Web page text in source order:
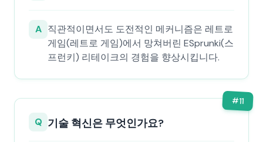
A 직관적이면서도 도전적인 메커니즘은 레트로
게임(레트로 게임)에서 망쳐버린 ESprunki(스
프런키) 리테이크의 경험을 향상시킵니다.
#11
Q 기술 혁신은 무엇인가요?